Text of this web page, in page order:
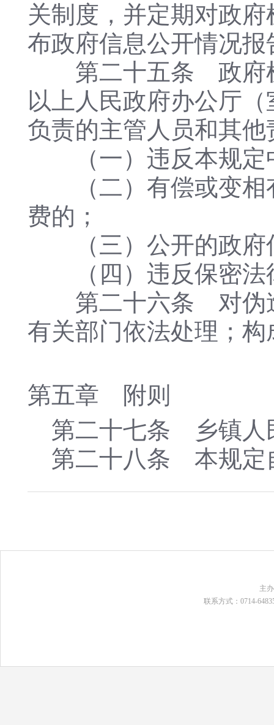
关制度，并定期对政
布政府信息公开情况报
第二十五条 政府机
以上人民政府办公厅
负责的主管人员和其
（一）违反本规定
（二）有偿或变相
费的；
（三）公开的政府
（四）违反保密法
第二十六条 对伪造
有关部门依法处理；
第五章 附则
第二十七条 乡镇人
第二十八条 本规定
主
联系方式：0714-